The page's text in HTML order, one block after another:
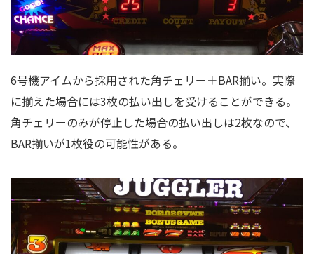
6号機アイムから採用された角チェリー＋BAR揃い。実際
に揃えた場合には3枚の払い出しを受けることができる。
角チェリーのみが停止した場合の払い出しは2枚なので、
BAR揃いが1枚役の可能性がある。